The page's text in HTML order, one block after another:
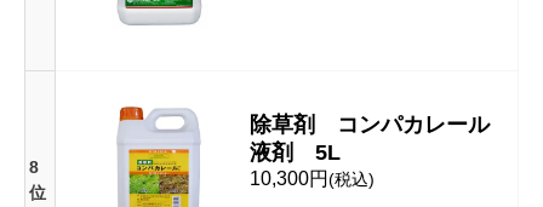
8
位
除草剤 コンパカレール
液剤 5L
10,300円(税込)